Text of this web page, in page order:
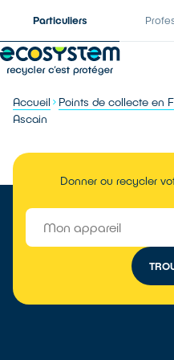
Particuliers
Accueil Points de collecte en
Ascain
Donner ou recycler